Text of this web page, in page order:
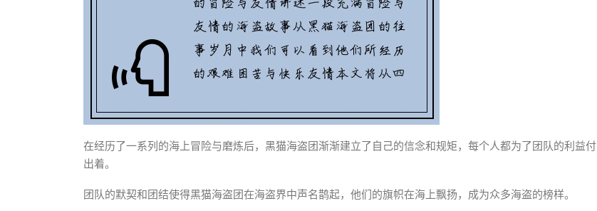
在经历了一系列的海上冒险与磨炼后，黑猫海盗团渐渐建立了自己的信念和规矩，每个人都为了团队的利益付
出着。
团队的默契和团结使得黑猫海盗团在海盗界中声名鹊起，他们的旗帜在海上飘扬，成为众多海盗的榜样。